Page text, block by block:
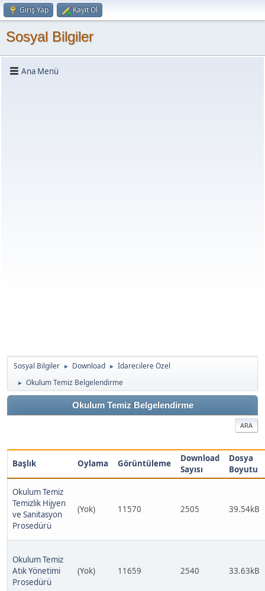
Giriş Yap Kayıt Ol
Sosyal Bilgiler
Ana Menü
Sosyal Bilgiler ► Download ► İdarecilere Özel
► Okulum Temiz Belgelendirme
Okulum Temiz Belgelendirme
ARA
Başlık Oylama Görüntüleme
Download
Sayısı
Dosya
Boyutu
Okulum Temiz
Temizlik Hijyen
ve Sanitasyon
Prosedürü
(Yok) 11570 2505 39.54kB
Okulum Temiz
Atık Yönetimi
Prosedürü
(Yok) 11659 2540 33.63kB